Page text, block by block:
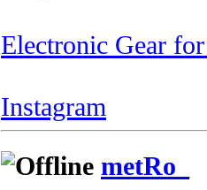
Electronic Gear
Instagram
metRo_